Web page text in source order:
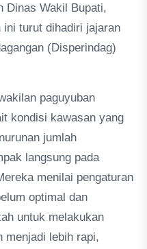
Dinas Wakil Bupati,
ini turut dihadiri jajaran
(Disperindag)
paguyuban
kondisi kawasan yang
jumlah
langsung pada
menilai pengaturan
optimal dan
untuk melakukan
menjadi lebih rapi,